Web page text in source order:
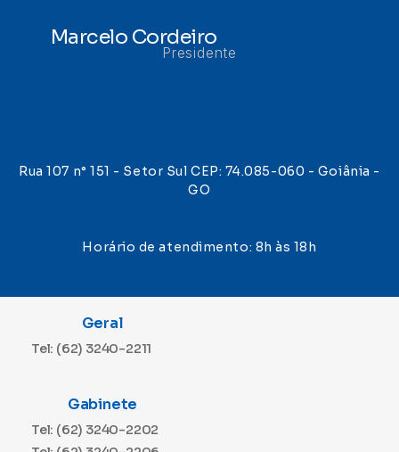
Marcelo Cordeiro
Presidente
Rua 107 n° 151 - Setor Sul CEP: 74.085-060 - Goiânia -
GO
Horário de atendimento: 8h às 18h
Geral
Tel: (62) 3240-2211
Gabinete
Tel: (62) 3240-2202